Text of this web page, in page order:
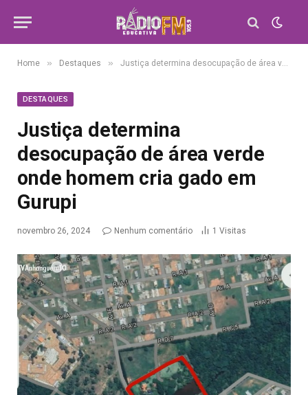
Home » Destaques » Justiça determina desocupação de área verde onde homem cria gado em Gurupi
DESTAQUES
Justiça determina
desocupação de área verde
onde homem cria gado em
Gurupi
novembro 26, 2024 Nenhum comentário 1 Visitas